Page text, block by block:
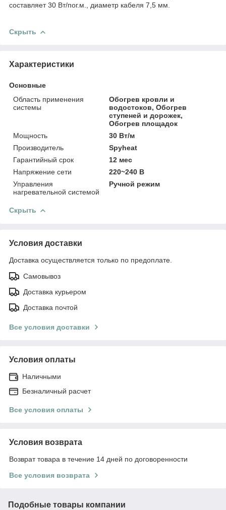
составляет 30 Вт/пог.м., диаметр кабеля 7,5 мм.
Скрыть
Характеристики
Основные
Область применения
системы
Обогрев кровли и
водостоков, Обогрев
ступеней и дорожек,
Обогрев площадок
Мощность
30 Вт/м
Производитель
Spyheat
Гарантийный срок
12 мес
Напряжение сети
220~240 В
Управления
нагревательной системой
Ручной режим
Скрыть
Условия доставки
Доставка осуществляется только по предоплате.
Самовывоз
Доставка курьером
Доставка почтой
Все условия доставки
Условия оплаты
Наличными
Безналичный расчет
Все условия оплаты
Условия возврата
Возврат товара в течение 14 дней по договоренности
Все условия возврата
Подобные товары компании